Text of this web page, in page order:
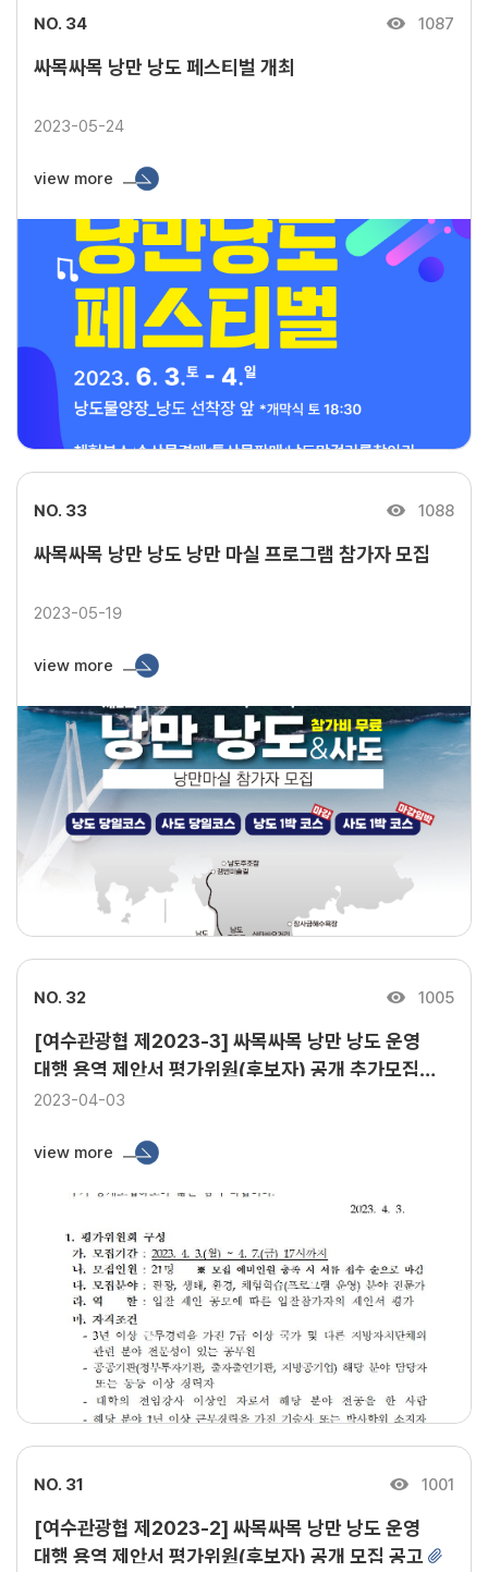
NO. 34 1087
싸목싸목 낭만 낭도 페스티벌 개최
2023-05-24
view more
NO. 33 1088
싸목싸목 낭만 낭도 낭만 마실 프로그램 참가자 모집
2023-05-19
view more
NO. 32 1005
[여수관광협 제2023-3] 싸목싸목 낭만 낭도 운영
대행 용역 제안서 평가위원(후보자) 공개 추가모집
공고
2023-04-03
view more
NO. 31 1001
[여수관광협 제2023-2] 싸목싸목 낭만 낭도 운영
대행 용역 제안서 평가위원(후보자) 공개 모집 공고